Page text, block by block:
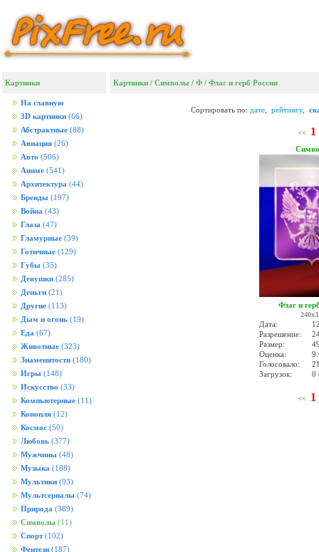
Картинки
На главную
3D картинки (66)
Абстрактные (88)
Авиация (26)
Авто (506)
Аниме (541)
Архитектура (44)
Бренды (197)
Война (43)
Глаза (47)
Гламурные (39)
Готичные (129)
Губы (35)
Девушки (285)
Деньги (21)
Другие (113)
Дым и огонь (19)
Еда (67)
Животные (323)
Знаменитости (180)
Игры (148)
Искусство (33)
Компьютерные (11)
Конопля (12)
Космос (50)
Любовь (377)
Мужчины (48)
Музыка (188)
Мультики (93)
Мультсериалы (74)
Природа (389)
Символы (11)
Спорт (102)
Фентези (187)
Картинки / Символы / Ф / Флаг и герб России
Сортировать по: дате, рейтингу,
<< 1
Флаг и
Дата:
Разрешение:
Размер:
Оценка:
Голосовало:
Загрузок:
0
<< 1